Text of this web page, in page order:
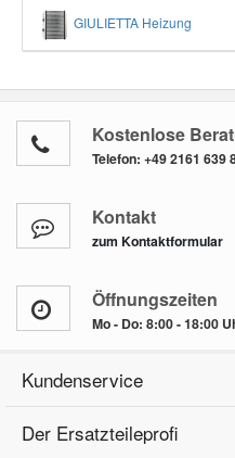
GIULIETTA Heizung
Kostenlose
Telefon: +49 2161 639
Kontakt
zum Kontaktformular
Öffnungszeiten
Mo - Do: 8:00 - 18:00
Kundenservice
Der Ersatzteileprofi